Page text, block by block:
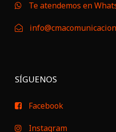
Te atendemos en
SÍGUENOS
Facebook
Instagram